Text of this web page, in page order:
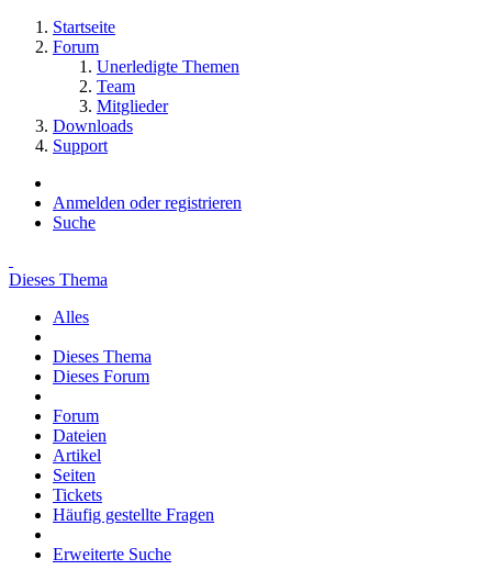
Startseite
Forum
Unerledigte Themen
Team
Mitglieder
Downloads
Support
Anmelden oder registrieren
Suche
Dieses Thema
Alles
Dieses Thema
Dieses Forum
Forum
Dateien
Artikel
Seiten
Tickets
Häufig gestellte Fragen
Erweiterte Suche